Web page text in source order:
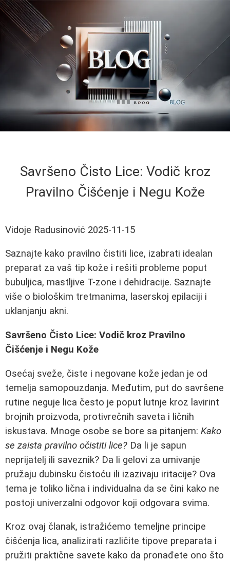
Savršeno Čisto Lice: Vodič kroz
Pravilno Čišćenje i Negu Kože
Vidoje Radusinović 2025-11-15
Saznajte kako pravilno čistiti lice, izabrati idealan
preparat za vaš tip kože i rešiti probleme poput
bubuljica, mastljive T-zone i dehidracije. Saznajte
više o biološkim tretmanima, laserskoj epilaciji i
uklanjanju akni.
Savršeno Čisto Lice: Vodič kroz Pravilno
Čišćenje i Negu Kože
Osećaj sveže, čiste i negovane kože jedan je od
temelja samopouzdanja. Međutim, put do savršene
rutine neguje lica često je poput lutnje kroz lavirint
brojnih proizvoda, protivrečnih saveta i ličnih
iskustava. Mnoge osobe se bore sa pitanjem: Kako
se zaista pravilno očistiti lice? Da li je sapun
neprijatelj ili saveznik? Da li gelovi za umivanje
pružaju dubinsku čistoću ili izazivaju iritacije? Ova
tema je toliko lična i individualna da se čini kako ne
postoji univerzalni odgovor koji odgovara svima.
Kroz ovaj članak, istražićemo temeljne principe
čišćenja lica, analizirati različite tipove preparata i
pružiti praktične savete kako da pronađete ono što